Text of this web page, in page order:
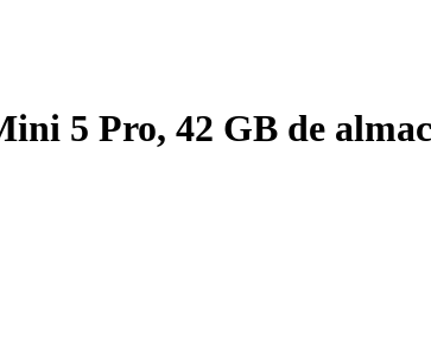
5 Pro, 42 GB de